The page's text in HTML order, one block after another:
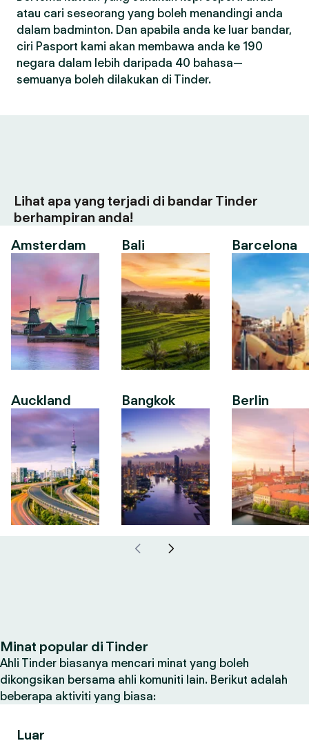
atau cari seseorang yang boleh menandingi anda
dalam badminton. Dan apabila anda ke luar bandar,
ciri Pasport kami akan membawa anda ke 190
negara dalam lebih daripada 40 bahasa—
semuanya boleh dilakukan di Tinder.
Lihat apa yang terjadi di bandar Tinder
berhampiran anda!
Amsterdam
Auckland
Bali
Bangkok
Barcelona
Berlin
Minat popular di Tinder
Ahli Tinder biasanya mencari minat yang boleh
dikongsikan bersama ahli komuniti lain. Berikut adalah
beberapa aktiviti yang biasa:
Luar